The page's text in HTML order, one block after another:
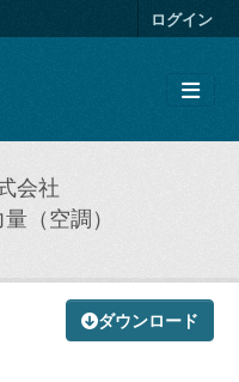
ログイン
会社
（空調）
ダウンロード